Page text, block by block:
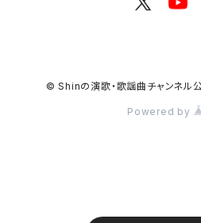
© Shinの演歌・歌謡曲チャンネル
Powered by